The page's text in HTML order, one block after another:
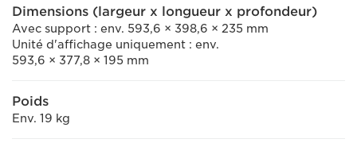
Dimensions (largeur x longueur x profondeur)
Avec support : env. 593,6 × 398,6 × 235 mm
Unité d'affichage uniquement : env.
593,6 × 377,8 × 195 mm
Poids
Env. 19 kg